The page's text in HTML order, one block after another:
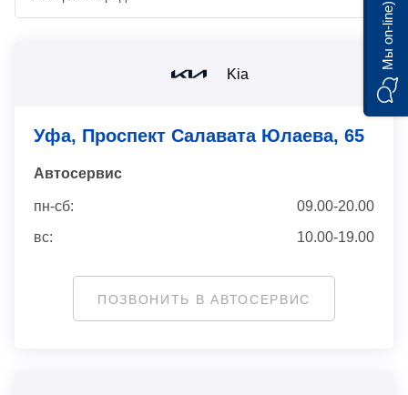
Kia
Уфа, Проспект Салавата Юлаева, 65
Автосервис
пн-сб:
09.00-20.00
вс:
10.00-19.00
ПОЗВОНИТЬ В АВТОСЕРВИС
Мы on-line)